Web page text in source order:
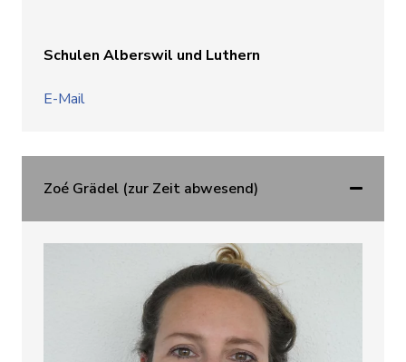
Schulen Alberswil und Luthern
E-Mail
Zoé Grädel (zur Zeit abwesend)